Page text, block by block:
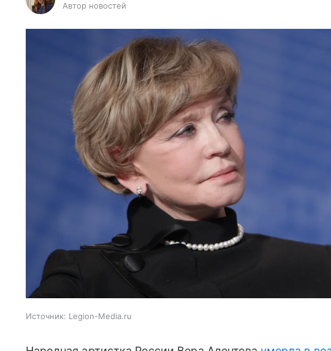
Автор новостей
Источник: Legion-Media.ru